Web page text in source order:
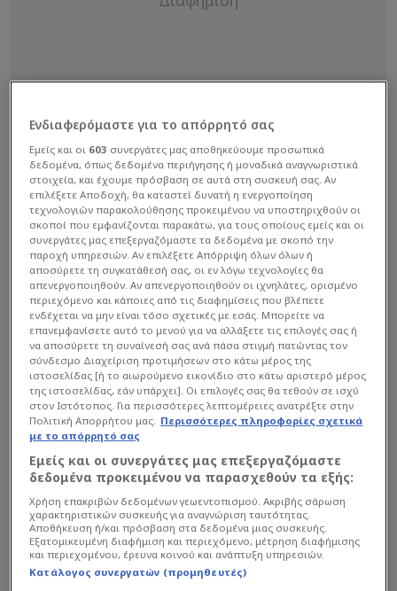
Ευτυχώς ο 34χρονος άσος είναι καλά στην υγεία
του, όπως αναφέρει τόσο η Ομοσπονδία της
Δανίας, τα ΜΜΕ της χώρας, αλλά και ο γιατρός
της εθνικής ομάδας.
Διαβάστε επίσης...
Το μήνυμα του Γιάρεμτσουκ
στον Έρικσεν: «Είμαστε
μαζί σου»
"Είναι καλά, δεδομένων των
συνθηκών"
Ενδιαφερόμαστε για το απόρρητό σας
Εμείς και οι 603 συνεργάτες μας αποθηκεύουμε προσωπικά
δεδομένα, όπως δεδομένα περιήγησης ή μοναδικά αναγνωριστικά
στοιχεία, και έχουμε πρόσβαση σε αυτά στη συσκευή σας. Αν
επιλέξετε Αποδοχή, θα καταστεί δυνατή η ενεργοποίηση
τεχνολογιών παρακολούθησης προκειμένου να υποστηριχθούν οι
σκοποί που εμφανίζονται παρακάτω, για τους οποίους εμείς και οι
συνεργάτες μας επεξεργαζόμαστε τα δεδομένα με σκοπό την
παροχή υπηρεσιών. Αν επιλέξετε Απόρριψη όλων όλων ή
αποσύρετε τη συγκατάθεσή σας, οι εν λόγω τεχνολογίες θα
απενεργοποιηθούν. Αν απενεργοποιηθούν οι ιχνηλάτες, ορισμένο
περιεχόμενο και κάποιες από τις διαφημίσεις που βλέπετε
ενδέχεται να μην είναι τόσο σχετικές με εσάς. Μπορείτε να
επανεμφανίσετε αυτό το μενού για να αλλάξετε τις επιλογές σας ή
να αποσύρετε τη συναίνεσή σας ανά πάσα στιγμή πατώντας τον
σύνδεσμο Διαχείριση προτιμήσεων στο κάτω μέρος της
ιστοσελίδας [ή το αιωρούμενο εικονίδιο στο κάτω αριστερό μέρος
της ιστοσελίδας, εάν υπάρχει]. Οι επιλογές σας θα τεθούν σε ισχύ
στον Ιστότοπος. Για περισσότερες λεπτομέρειες ανατρέξτε στην
Πολιτική Απορρήτου μας. Περισσότερες πληροφορίες σχετικά
με το απόρρητό σας
Εμείς και οι συνεργάτες μας επεξεργαζόμαστε
δεδομένα προκειμένου να παρασχεθούν τα εξής:
Χρήση επακριβών δεδομένων γεωεντοπισμού. Ακριβής σάρωση
χαρακτηριστικών συσκευής για αναγνώριση ταυτότητας.
Αποθήκευση ή/και πρόσβαση στα δεδομένα μιας συσκευής.
Εξατομικευμένη διαφήμιση και περιεχόμενο, μέτρηση διαφήμισης
και περιεχομένου, έρευνα κοινού και ανάπτυξη υπηρεσιών.
Κατάλογος συνεργατών (προμηθευτές)